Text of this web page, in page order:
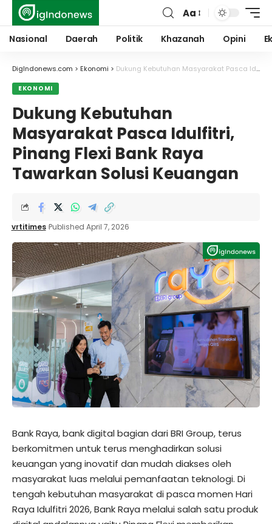
Font
Resizer
Aa
Nasional Daerah Politik Khazanah Opini
DigIndonews.com > Ekonomi > Dukung Kebutuhan Masyarakat Pasca Idulfitri, Pinang Flexi Bank Raya Tawarkan Solusi Keuangan
EKONOMI
Dukung Kebutuhan
Masyarakat Pasca Idulfitri,
Pinang Flexi Bank Raya
Tawarkan Solusi Keuangan
vrtitimes Published April 7, 2026
Bank Raya, bank digital bagian dari BRI Group, terus
berkomitmen untuk terus menghadirkan solusi
keuangan yang inovatif dan mudah diakses oleh
masyarakat luas melalui pemanfaatan teknologi. Di
tengah kebutuhan masyarakat di pasca momen Hari
Raya Idulfitri 2026, Bank Raya melalui salah satu produk